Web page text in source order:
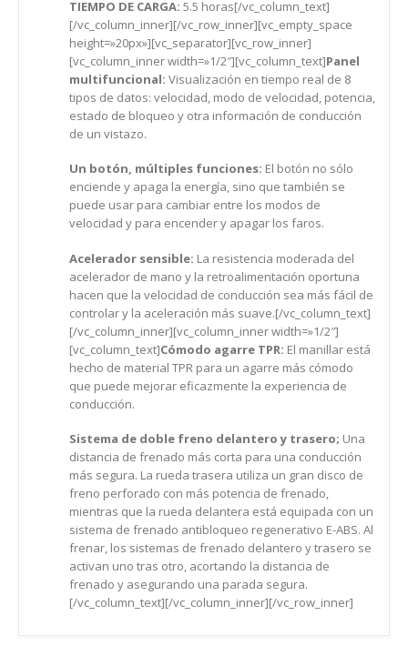
TIEMPO DE CARGA: 5.5 horas[/vc_column_text]
[/vc_column_inner][/vc_row_inner][vc_empty_space
height=»20px»][vc_separator][vc_row_inner]
[vc_column_inner width=»1/2″][vc_column_text]Panel
multifuncional: Visualización en tiempo real de 8
tipos de datos: velocidad, modo de velocidad, potencia,
estado de bloqueo y otra información de conducción
de un vistazo.
Un botón, múltiples funciones: El botón no sólo
enciende y apaga la energía, sino que también se
puede usar para cambiar entre los modos de
velocidad y para encender y apagar los faros.
Acelerador sensible: La resistencia moderada del
acelerador de mano y la retroalimentación oportuna
hacen que la velocidad de conducción sea más fácil de
controlar y la aceleración más suave.[/vc_column_text]
[/vc_column_inner][vc_column_inner width=»1/2″]
[vc_column_text]Cómodo agarre TPR: El manillar está
hecho de material TPR para un agarre más cómodo
que puede mejorar eficazmente la experiencia de
conducción.
Sistema de doble freno delantero y trasero; Una
distancia de frenado más corta para una conducción
más segura. La rueda trasera utiliza un gran disco de
freno perforado con más potencia de frenado,
mientras que la rueda delantera está equipada con un
sistema de frenado antibloqueo regenerativo E-ABS. Al
frenar, los sistemas de frenado delantero y trasero se
activan uno tras otro, acortando la distancia de
frenado y asegurando una parada segura.
[/vc_column_text][/vc_column_inner][/vc_row_inner]